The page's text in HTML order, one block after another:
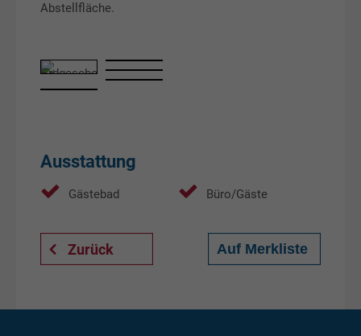
Abstellfläche.
EG
Ausstattung
Gästebad Büro/Gäste
Zurück